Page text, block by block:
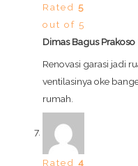
Rated5
out of 5
Dimas Bagus Prakoso
Renovasi garasi jadi
ventilasinya oke
rumah.
Rated4